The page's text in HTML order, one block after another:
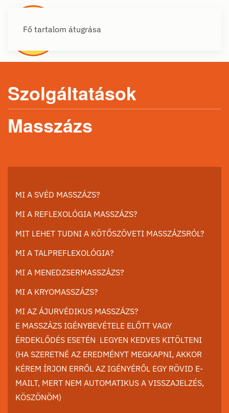
Fő tartalom átugrása
Szolgáltatások
Masszázs
MI A SVÉD MASSZÁZS?
MI A REFLEXOLÓGIA MASSZÁZS?
MIT LEHET TUDNI A KÖTŐSZÖVETI MASSZÁZSRÓL?
MI A TALPREFLEXOLÓGIA?
MI A MENEDZSERMASSZÁZS?
MI A KRYOMASSZÁZS?
MI AZ ÁJURVÉDIKUS MASSZÁZS?
E MASSZÁZS IGÉNYBEVÉTELE ELŐTT VAGY
ÉRDEKLŐDÉS ESETÉN LEGYEN KEDVES KITÖLTENI
(HA SZERETNÉ AZ EREDMÉNYT MEGKAPNI, AKKOR
KÉREM ÍRJON ERRŐL AZ IGÉNYÉRŐL EGY RÖVID E-
MAILT, MERT NEM AUTOMATIKUS A VISSZAJELZÉS,
KÖSZÖNÖM)